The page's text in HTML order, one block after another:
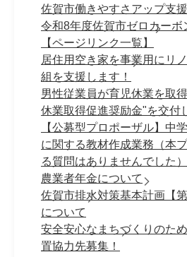
佐賀市働きやすさアップ支
令和8年度佐賀市ゼロカーボ
【ページリンク一覧】
居住用空き家を事業用にリ
組を支援します！
男性従業員が育児休業を取
休業取得促進奨励金"を交付
【公募型プロポーザル】中
に関する教材作成業務（本
る質問はありませんでした）
農業者年金について
佐賀市排水対策基本計画【
について
安全安心なまちづくりのた
置協力先募集！